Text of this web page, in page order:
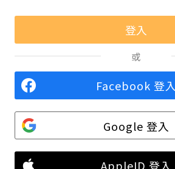
或
Facebook 登入
Google 登入
AppleID 登入